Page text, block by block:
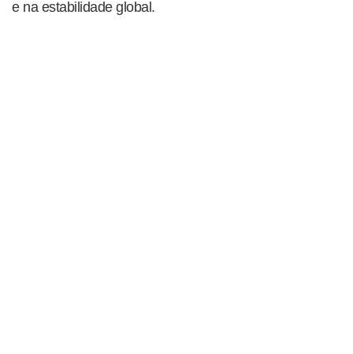
e na estabilidade global.